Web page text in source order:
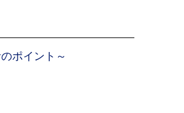
ポイント～